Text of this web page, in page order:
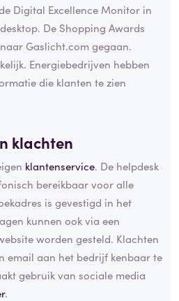
Digital Excellence Monitor in
De Shopping Awards
Gaslicht.com gegaan.
Energiebedrijven hebben
die klanten te zien
klachten
klantenservice. De helpdesk
bereikbaar voor alle
is gevestigd in het
kunnen ook via een
worden gesteld. Klachten
email aan het bedrijf kenbaar te
gebruik van sociale media
.